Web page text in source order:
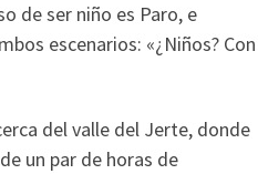
de ser niño es Paro, e
escenarios: «¿Niños? Con
del valle del Jerte, donde
un par de horas de